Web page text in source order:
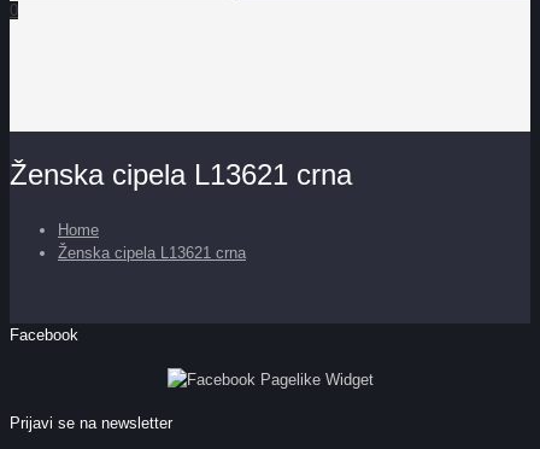
0
Ženska cipela L13621 crna
Home
Ženska cipela L13621 crna
Facebook
Prijavi se na newsletter